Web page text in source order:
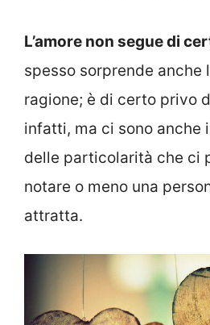
L’amore non segue di
spesso sorprende anche
ragione; è di certo privo
infatti, ma ci sono anche
delle particolarità che ci
notare o meno una
attratta.